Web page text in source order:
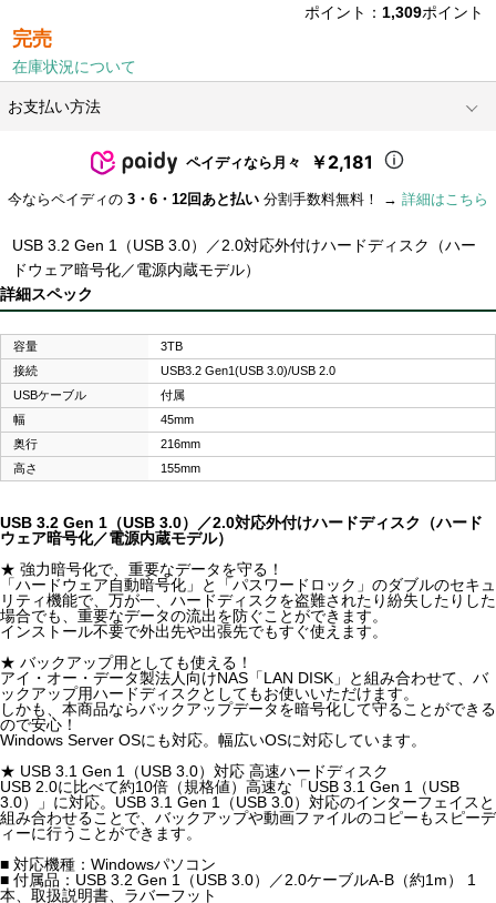
ポイント： 1,309ポイント
完売
在庫状況について
お支払い方法
ペイディなら月々 ￥2,181
今ならペイディの 3・6・12回あと払い 分割手数料無料！ → 詳細はこちら
USB 3.2 Gen 1（USB 3.0）／2.0対応外付けハードディスク（ハー
ドウェア暗号化／電源内蔵モデル）
詳細スペック
容量
3TB
接続
USB3.2 Gen1(USB 3.0)/USB 2.0
USBケーブル
付属
幅
45mm
奥行
216mm
高さ
155mm
USB 3.2 Gen 1（USB 3.0）／2.0対応外付けハードディスク（ハード
ウェア暗号化／電源内蔵モデル）
★ 強力暗号化で、重要なデータを守る！
「ハードウェア自動暗号化」と「パスワードロック」のダブルのセキュ
リティ機能で、万が一、ハードディスクを盗難されたり紛失したりした
場合でも、重要なデータの流出を防ぐことができます。
インストール不要で外出先や出張先でもすぐ使えます。
★ バックアップ用としても使える！
アイ・オー・データ製法人向けNAS「LAN DISK」と組み合わせて、バ
ックアップ用ハードディスクとしてもお使いいただけます。
しかも、本商品ならバックアップデータを暗号化して守ることができる
ので安心！
Windows Server OSにも対応。幅広いOSに対応しています。
★ USB 3.1 Gen 1（USB 3.0）対応 高速ハードディスク
USB 2.0に比べて約10倍（規格値）高速な「USB 3.1 Gen 1（USB
3.0）」に対応。USB 3.1 Gen 1（USB 3.0）対応のインターフェイスと
組み合わせることで、バックアップや動画ファイルのコピーもスピーデ
ィーに行うことができます。
■ 対応機種：Windowsパソコン
■ 付属品：USB 3.2 Gen 1（USB 3.0）／2.0ケーブルA-B（約1m） 1
本、取扱説明書、ラバーフット